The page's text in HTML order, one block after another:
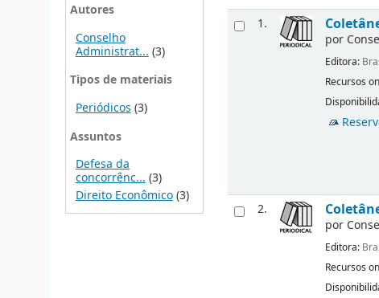
Autores
Conselho
Administrat... (3)
Tipos de materiais
Periódicos (3)
Assuntos
Defesa da
concorrênc...(3)
Direito Econômico(3)
1.
por
Editora:
Recursos
2.
por
Editora:
Recursos